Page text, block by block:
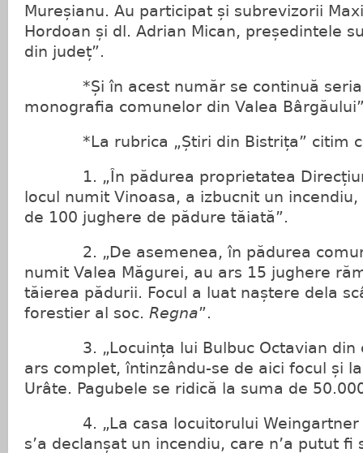
Mureșianu. Au participat și subrevizorii
Hordoan și dl. Adrian Mican, președintele
din județ”.
*Și în acest număr se continuă
monografia comunelor din Valea
*La rubrica „Știri din Bistrița” citim
1. „În pădurea proprietatea
locul numit Vinoasa, a izbucnit un
de 100 jughere de pădure tăiată”.
2. „De asemenea, în pădurea
numit Valea Măgurei, au ars 15 jughere
tăierea pădurii. Focul a luat naștere dela
forestier al soc. Regna”.
3. „Locuința lui Bulbuc Octavian din
ars complet, întinzându-se de aici focul și
Urâte. Pagubele se ridică la suma de
4. „La casa locuitorului Weingartner
s’a declanșat un incendiu, care n’a putut fi